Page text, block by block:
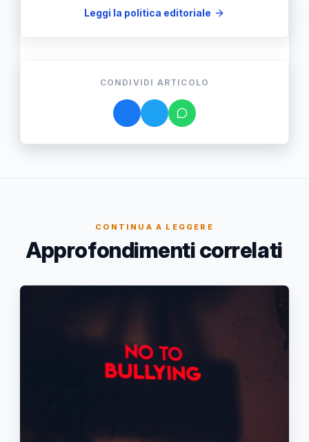
Leggi la politica editoriale
CONDIVIDI ARTICOLO
CONTINUA A LEGGERE
Approfondimenti correlati